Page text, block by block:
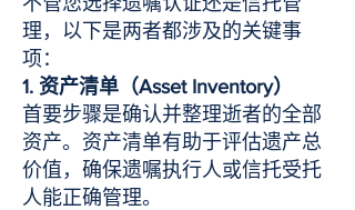
理，以下是两者都涉及的关键事
项：
1. 资产清单（Asset Inventory）
首要步骤是确认并整理逝者的全部
资产。资产清单有助于评估遗产总
价值，确保遗嘱执行人或信托受托
人能正确管理。